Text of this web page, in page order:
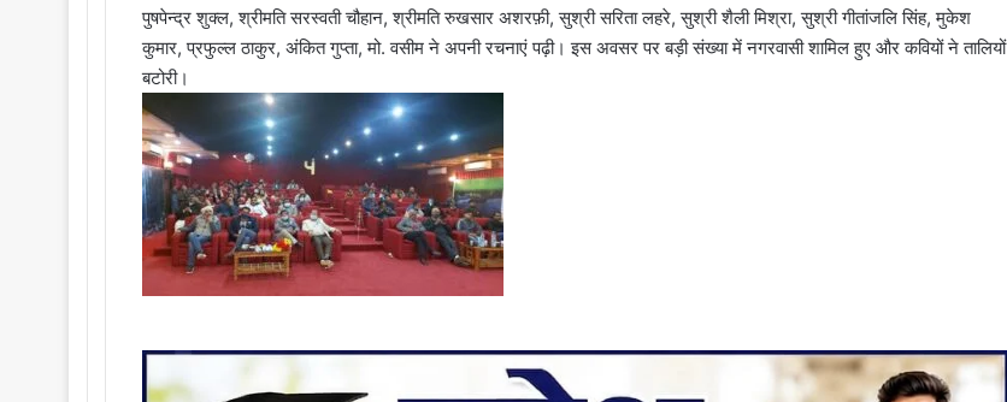
पुषपेन्द्र शुक्ल, श्रीमति सरस्वती चौहान, श्रीमति रुखसार अशरफ़ी, सुश्री सरिता लहरे, सुश्री शैली मिश्रा, सुश्री गीतांजलि सिंह, मुकेश
कुमार, प्रफुल्ल ठाकुर, अंकित गुप्ता, मो. वसीम ने अपनी रचनाएं पढ़ी। इस अवसर पर बड़ी संख्या में नगरवासी शामिल हुए और कवियों ने तालियों
बटोरी।